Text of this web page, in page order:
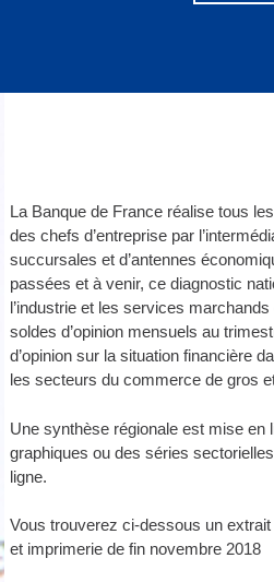
La Banque de France réalise tous
des chefs d’entreprise par
succursales et d’antennes
passées et à venir, ce diagnostic
l’industrie et les services
soldes d’opinion mensuels au
d’opinion sur la situation financière
les secteurs du commerce de gros
Une synthèse régionale est mise en
graphiques ou des séries
ligne.
Vous trouverez ci-dessous un
et imprimerie de fin novembre 2018